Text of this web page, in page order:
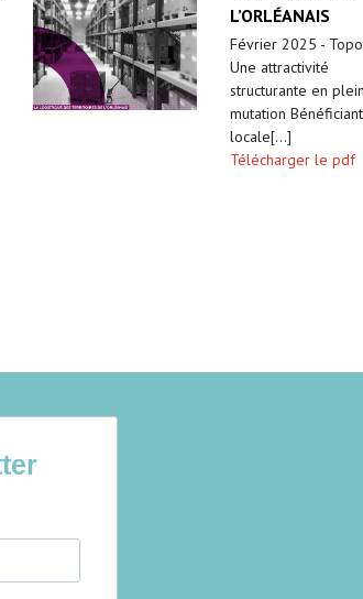
L’ORLÉANAIS
Février 2025 -
Une attractivité
structurante en
mutation Bénéficiant
locale[...]
Télécharger le pdf